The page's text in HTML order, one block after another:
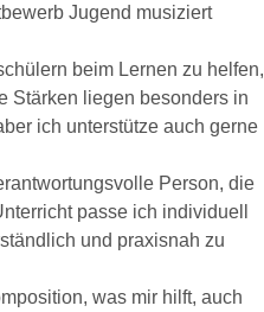
Jugend musiziert
beim Lernen zu helfen,
Stärken liegen besonders in
ich unterstütze auch gerne
Person, die
passe ich individuell
und praxisnah zu
was mir hilft, auch